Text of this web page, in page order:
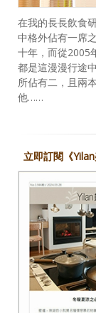
在我的長長飲食
中格外佔有一席
十年，而從2005
都是這漫漫行途
所佔有二，且兩
他……
立即訂閱《